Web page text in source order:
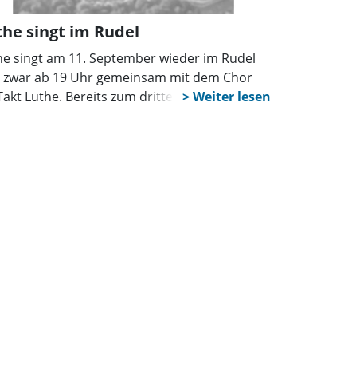
singt im Rudel
singt am 11. September wieder im Rudel
ab 19 Uhr gemeinsam mit dem Chor
Luthe. Bereits zum dritten Mal findet die